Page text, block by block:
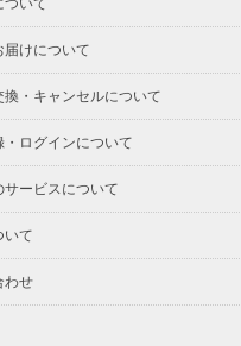
ついて
届けについて
換・キャンセルについて
・ログインについて
サービスについて
いて
わせ